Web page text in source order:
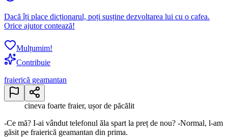
Dacă îți place dicționarul, poți susține dezvoltarea lui cu o cafea.
Orice ajutor contează!
Mulțumim!
Contribuie
fraierică geamantan
cineva foarte fraier, ușor de păcălit
-Ce mă? I-ai vândut telefonul ăla spart la preț de nou? -Normal, l-am
găsit pe fraierică geamantan din prima.